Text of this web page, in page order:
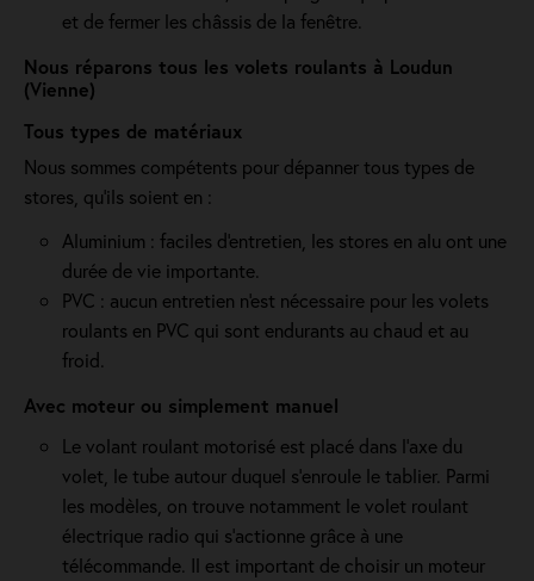
et de fermer les châssis de la fenêtre.
Nous réparons tous les volets roulants à Loudun
(Vienne)
Tous types de matériaux
Nous sommes compétents pour dépanner tous types de
stores, qu'ils soient en :
Aluminium : faciles d'entretien, les stores en alu ont une
durée de vie importante.
PVC : aucun entretien n'est nécessaire pour les volets
roulants en PVC qui sont endurants au chaud et au
froid.
Avec moteur ou simplement manuel
Le volant roulant motorisé est placé dans l’axe du
volet, le tube autour duquel s’enroule le tablier. Parmi
les modèles, on trouve notamment le volet roulant
électrique radio qui s'actionne grâce à une
télécommande. Il est important de choisir un moteur